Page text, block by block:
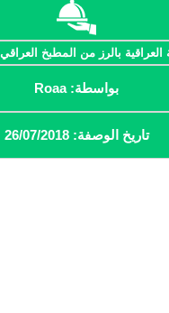
العراقية بالرز من المطبخ
بواسطة: Roaa
تاريخ الوصفة: 26/07/2018